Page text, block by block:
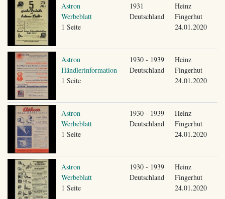
Astron
Werbeblatt
1 Seite
1931
Deutschland
Heinz
Fingerhut
24.01.2020
Astron
Händlerinformation
1 Seite
1930 - 1939
Deutschland
Heinz
Fingerhut
24.01.2020
Astron
Werbeblatt
1 Seite
1930 - 1939
Deutschland
Heinz
Fingerhut
24.01.2020
Astron
Werbeblatt
1 Seite
1930 - 1939
Deutschland
Heinz
Fingerhut
24.01.2020